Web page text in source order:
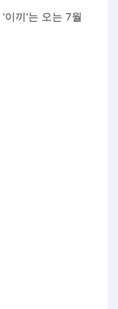
이끼'는 오는 7월